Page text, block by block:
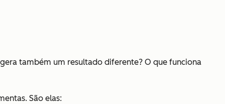
também um resultado diferente? O que funciona
São elas: